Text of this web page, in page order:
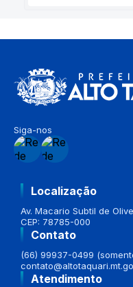
Siga-nos
Localização
Av. Macario Subtil de
CEP: 78785-000
Contato
(66) 99937-0499
Atendimento